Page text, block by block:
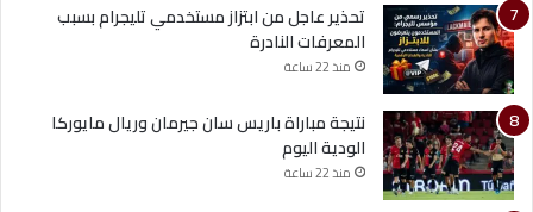
تحذير عاجل من ابتزاز مستخدمي تليجرام بسبب
المعرفات النادرة
منذ 22 ساعة
نتيجة مباراة باريس سان جيرمان وريال مايوركا
الودية اليوم
منذ 22 ساعة